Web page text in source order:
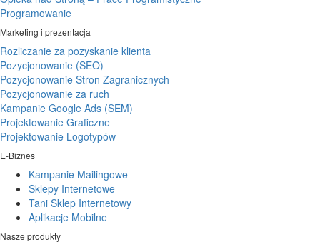
Programowanie
Marketing i prezentacja
Rozliczanie za pozyskanie klienta
Pozycjonowanie (SEO)
Pozycjonowanie Stron Zagranicznych
Pozycjonowanie za ruch
Kampanie Google Ads (SEM)
Projektowanie Graficzne
Projektowanie Logotypów
E-Biznes
Kampanie Mailingowe
Sklepy Internetowe
Tani Sklep Internetowy
Aplikacje Mobilne
Nasze produkty